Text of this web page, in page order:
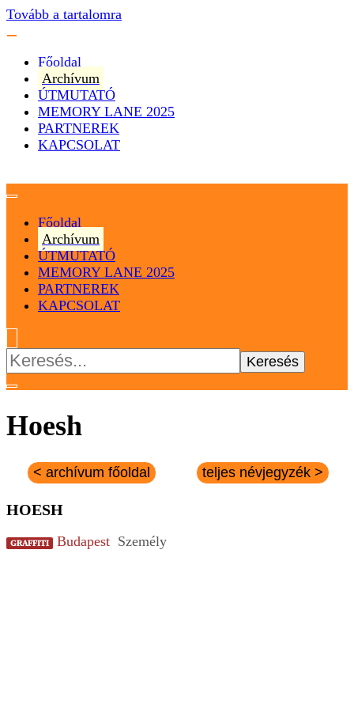
Tovább a tartalomra
Főoldal
Archívum
ÚTMUTATÓ
MEMORY LANE 2025
PARTNEREK
KAPCSOLAT
Magyar Hip Hop Archívum
Magyarország
Főoldal
Archívum
ÚTMUTATÓ
MEMORY LANE 2025
PARTNEREK
KAPCSOLAT
Keresés:
Hoesh
< archívum főoldal teljes névjegyzék >
HOESH
GRAFFITI Budapest Személy